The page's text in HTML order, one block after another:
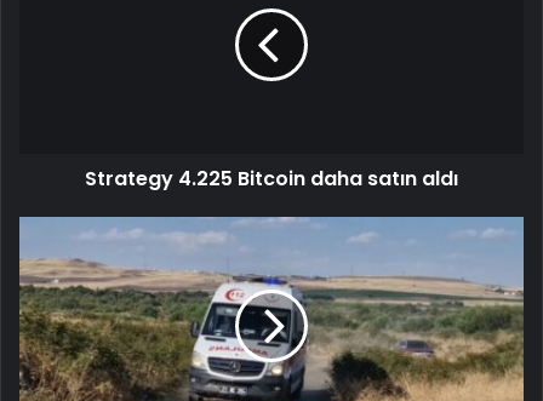
Strategy 4.225 Bitcoin daha satın aldı